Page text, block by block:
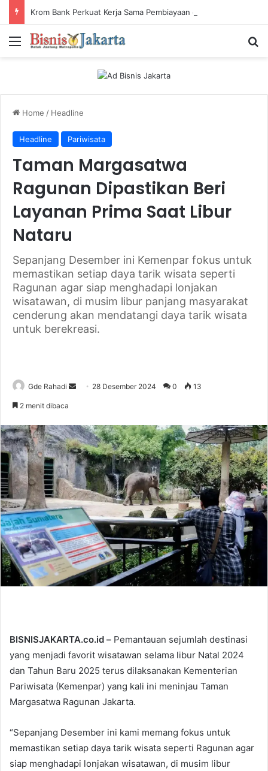
Menu
Home / Headline
Headline Pariwisata
Taman Margasatwa
Ragunan Dipastikan Beri
Layanan Prima Saat Libur
Nataru
Sepanjang Desember ini Kemenpar fokus untuk
memastikan setiap daya tarik wisata seperti
Ragunan agar siap menghadapi lonjakan
wisatawan, di musim libur panjang masyarakat
cenderung akan mendatangi daya tarik wisata
untuk berekreasi.
Gde Rahadi
d
a
n
m
a
l
28 Desember 2024 0 13
2 menit dibaca
BISNISJAKARTA.co.id – Pemantauan sejumlah destinasi
yang menjadi favorit wisatawan selama libur Natal 2024
dan Tahun Baru 2025 terus dilaksanakan Kementerian
Pariwisata (Kemenpar) yang kali ini meninjau Taman
Margasatwa Ragunan Jakarta.
“Sepanjang Desember ini kami memang fokus untuk
memastikan setiap daya tarik wisata seperti Ragunan agar
siap menghadapi lonjakan wisatawan, di musim libur